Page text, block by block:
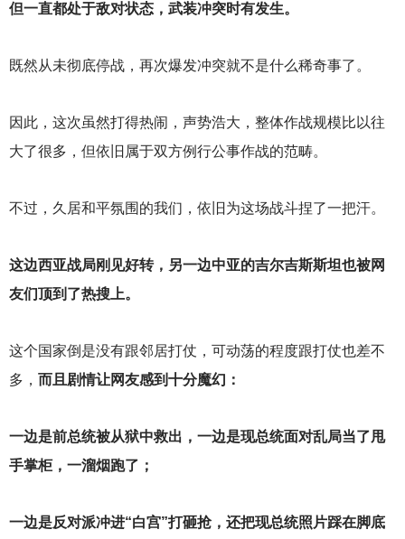
但一直都处于敌对状态，武装冲突时有发生。
既然从未彻底停战，再次爆发冲突就不是什么稀奇事了。
因此，这次虽然打得热闹，声势浩大，整体作战规模比以往
大了很多，但依旧属于双方例行公事作战的范畴。
不过，久居和平氛围的我们，依旧为这场战斗捏了一把汗。
这边西亚战局刚见好转，另一边中亚的吉尔吉斯斯坦也被网
友们顶到了热搜上。
这个国家倒是没有跟邻居打仗，可动荡的程度跟打仗也差不
多， 而且剧情让网友感到十分魔幻：
一边是前总统被从狱中救出，一边是现总统面对乱局当了甩
手掌柜，一溜烟跑了；
一边是反对派冲进“白宫”打砸抢，还把现总统照片踩在脚底